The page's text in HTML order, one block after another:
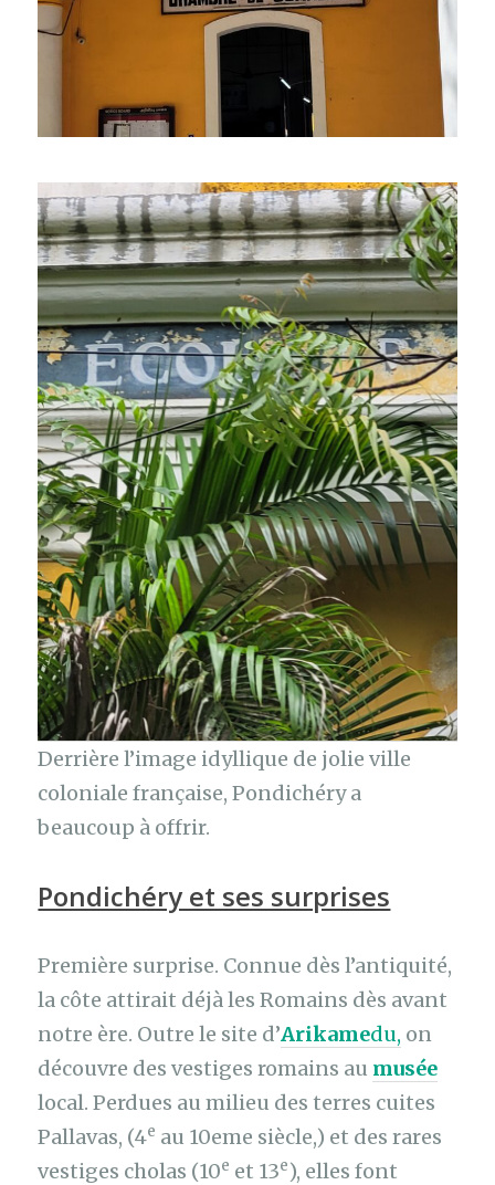
Derrière l’image idyllique de jolie ville
coloniale française, Pondichéry a
beaucoup à offrir.
Pondichéry et ses surprises
Première surprise. Connue dès l’antiquité,
la côte attirait déjà les Romains dès avant
notre ère. Outre le site d’Arikamedu, on
découvre des vestiges romains au musée
local. Perdues au milieu des terres cuites
Pallavas, (4e au 10eme siècle,) et des rares
vestiges cholas (10e et 13e), elles font